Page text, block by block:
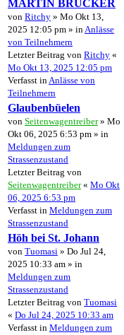
MARTIN BRUCKER
von Ritchy » Mo Okt 13,
2025 12:05 pm » in Anlässe
von Teilnehmern
Letzter Beitrag von Ritchy «
Mo Okt 13, 2025 12:05 pm
Verfasst in Anlässe von
Teilnehmern
Glaubenbüelen
von Seitenwagentreiber» Mo
Okt 06, 2025 6:53 pm » in
Meldungen zum
Strassenzustand
Letzter Beitrag von
Seitenwagentreiber« Mo Okt
06, 2025 6:53 pm
Verfasst in Meldungen zum
Strassenzustand
Höh bei St. Johann
von Tuomasi » Do Jul 24,
2025 10:33 am » in
Meldungen zum
Strassenzustand
Letzter Beitrag von Tuomasi
« Do Jul 24, 2025 10:33 am
Verfasst in Meldungen zum